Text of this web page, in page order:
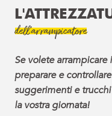
dell'arrampicatore
Se volete arrampicare
preparare e
suggerimenti e
la vostra giornata!